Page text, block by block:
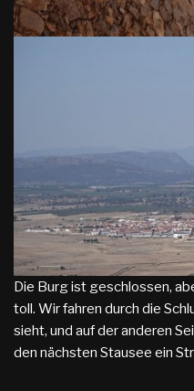
Die Burg ist geschlossen,
toll. Wir fahren durch die
sieht, und auf der anderen
den nächsten Stausee ein